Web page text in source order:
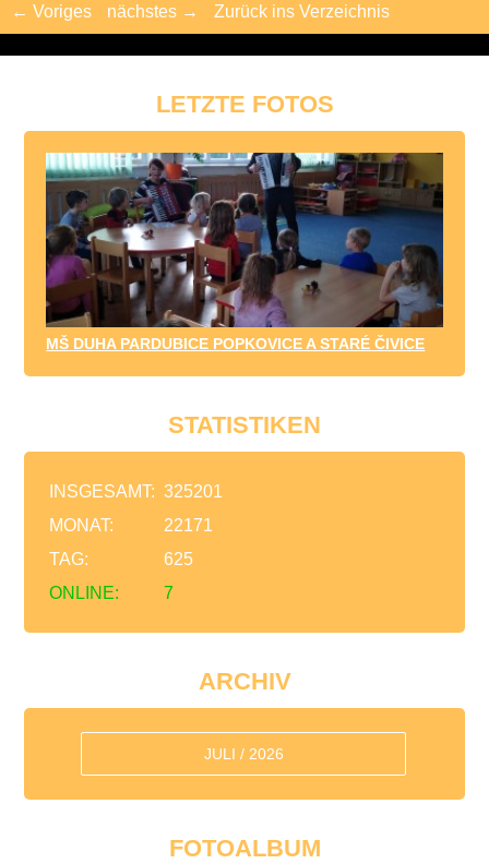
← Voriges nächstes → Zurück ins Verzeichnis
LETZTE FOTOS
MŠ DUHA PARDUBICE POPKOVICE A STARÉ ČIVICE
STATISTIKEN
ONLINE: 7
INSGESAMT: 325201
MONAT:
22171
TAG:
625
ARCHIV
JULI / 2026
FOTOALBUM